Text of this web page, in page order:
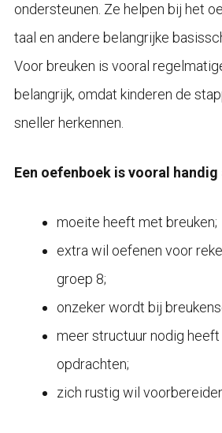
ondersteunen. Ze helpen bij het
taal en andere belangrijke
Voor breuken is vooral
belangrijk, omdat kinderen de
sneller herkennen.
Een oefenboek is vooral handig
moeite heeft met breuken;
extra wil oefenen voor
groep 8;
onzeker wordt bij
meer structuur nodig heeft
opdrachten;
zich rustig wil